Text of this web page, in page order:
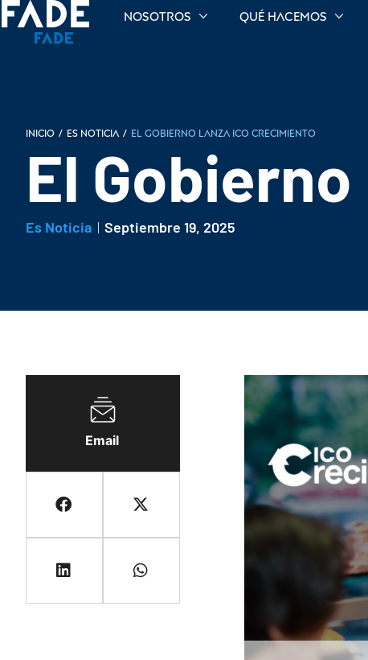
Nosotros Qué hacemos
INICIO / Es noticia / El Gobierno lanza ICO Crecimiento
El
Es Noticia Septiembre 19, 2025
Email